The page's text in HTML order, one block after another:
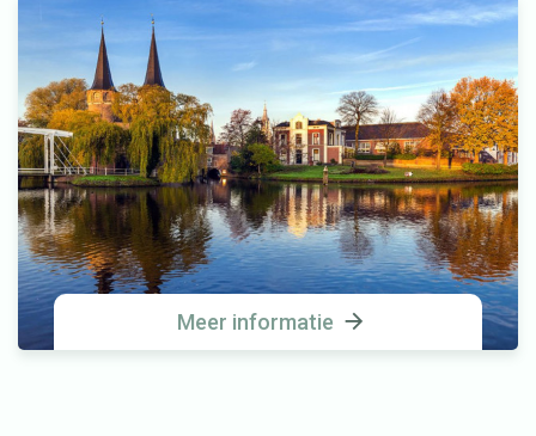
Meer informatie